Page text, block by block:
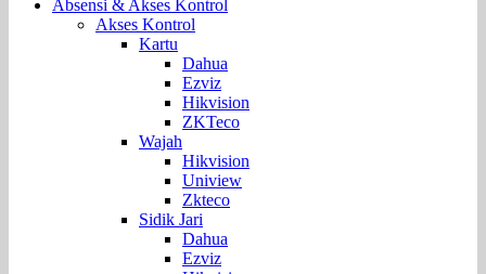
Absensi & Akses Kontrol
Akses Kontrol
Kartu
Dahua
Ezviz
Hikvision
ZKTeco
Wajah
Hikvision
Uniview
Zkteco
Sidik Jari
Dahua
Ezviz